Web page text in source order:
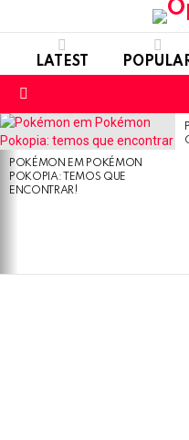
LATEST
LATEST
STORIES
POKÉMON EM POKÉMON
POKOPIA: TEMOS QUE
ENCONTRAR!